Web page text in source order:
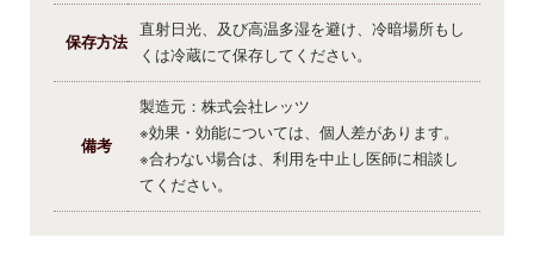
保存方法
直射日光、及び高温多湿を避け、冷暗場所もし
くは冷蔵にて保存してください。
備考
製造元：株式会社レッツ
※効果・効能については、個人差があります。
※合わない場合は、利用を中止し医師に相談し
てください。